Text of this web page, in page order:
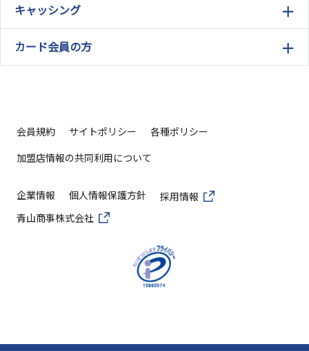
キャッシング
カード会員の方
会員規約 サイトポリシー
各種ポリシー
加盟店情報の共同利用について
企業情報 個人情報保護方針
採用情報
青山商事株式会社